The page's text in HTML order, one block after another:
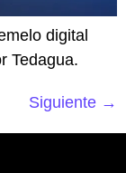
digital
Tedagua.
Siguiente →